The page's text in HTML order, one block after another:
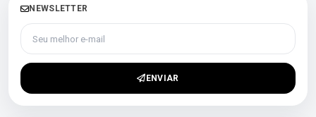
NEWSLETTER
Seu melhor e-mail
ENVIAR